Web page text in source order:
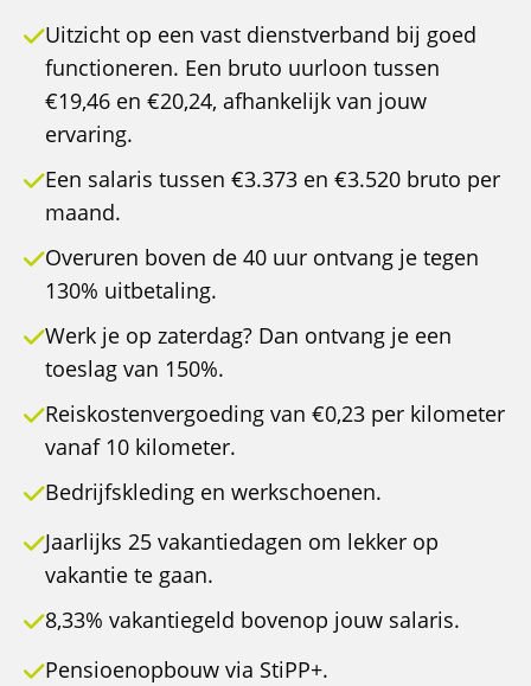
Uitzicht op een vast dienstverband bij goed
functioneren. Een bruto uurloon tussen
€19,46 en €20,24, afhankelijk van jouw
ervaring.
Een salaris tussen €3.373 en €3.520 bruto per
maand.
Overuren boven de 40 uur ontvang je tegen
130% uitbetaling.
Werk je op zaterdag? Dan ontvang je een
toeslag van 150%.
Reiskostenvergoeding van €0,23 per kilometer
vanaf 10 kilometer.
Bedrijfskleding en werkschoenen.
Jaarlijks 25 vakantiedagen om lekker op
vakantie te gaan.
8,33% vakantiegeld bovenop jouw salaris.
Pensioenopbouw via StiPP+.